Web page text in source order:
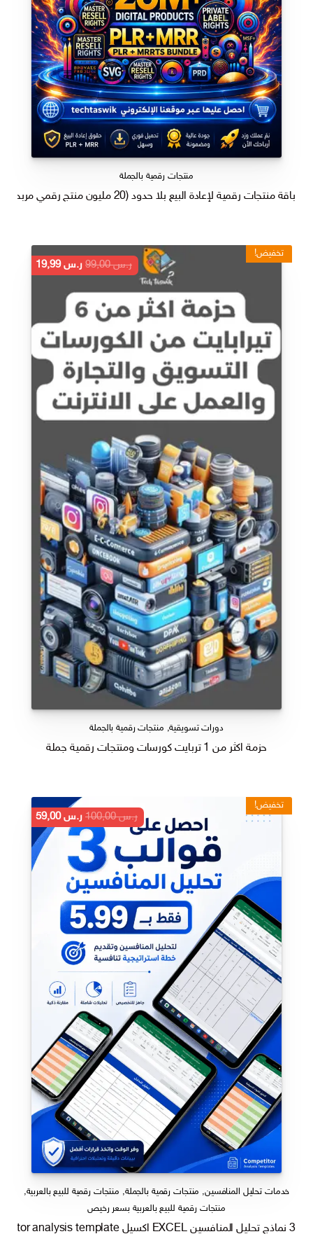
منتجات رقمية بالجملة
باقة منتجات رقمية لإعادة البيع بلا حدود (20 مليون منتج رقمي مربح)
تخفيض!
دورات تسويقية, منتجات رقمية بالجملة
حزمة اكثر من 1 تربايت كورسات ومنتجات رقمية جملة
ر.س99,00
السعر
هو:
ر.س 99,00.
ر.س19,99
تخفيض!
خدمات تحليل المنافسين, منتجات رقمية بالجملة, منتجات رقمية للبيع بالعربية,
منتجات رقمية للبيع بالعربية بسعر رخيص
3 نماذج تحليل المنافسين EXCEL اكسيل competitor analysis template
ر.س100,00
السعر
الأصلي
هو:
ر.س 100,00.
ر.س59,00
السعر
هو:
ر.س 59,00.